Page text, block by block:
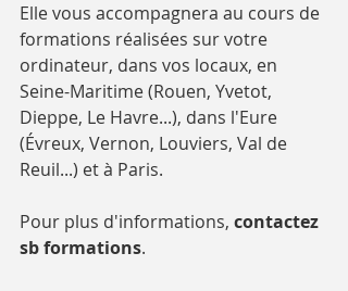
Elle vous accompagnera au cours de
formations réalisées sur votre
ordinateur, dans vos locaux, en
Seine-Maritime (Rouen, Yvetot,
Dieppe, Le Havre...), dans l'Eure
(Évreux, Vernon, Louviers, Val de
Reuil...) et à Paris.
Pour plus d'informations, contactez
sb formations.